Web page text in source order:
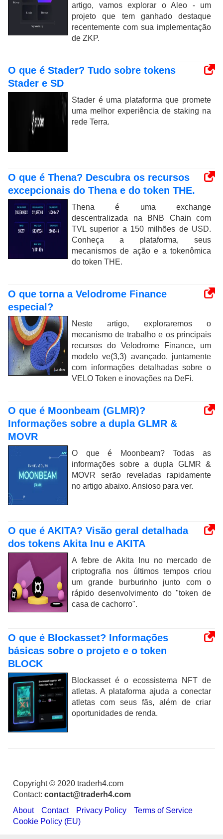
artigo, vamos explorar o Aleo - um
projeto que tem ganhado destaque
recentemente com sua implementação
de ZKP.
O que é Stader? Tudo sobre tokens
Stader e SD
Stader é uma plataforma que promete
uma melhor experiência de staking na
rede Terra.
O que é Thena? Descubra os recursos
excepcionais do Thena e do token THE.
Thena é uma exchange
descentralizada na BNB Chain com
TVL superior a 150 milhões de USD.
Conheça a plataforma, seus
mecanismos de ação e a tokenômica
do token THE.
O que torna a Velodrome Finance
especial?
Neste artigo, exploraremos o
mecanismo de trabalho e os principais
recursos do Velodrome Finance, um
modelo ve(3,3) avançado, juntamente
com informações detalhadas sobre o
VELO Token e inovações na DeFi.
O que é Moonbeam (GLMR)?
Informações sobre a dupla GLMR &
MOVR
O que é Moonbeam? Todas as
informações sobre a dupla GLMR &
MOVR serão reveladas rapidamente
no artigo abaixo. Ansioso para ver.
O que é AKITA? Visão geral detalhada
dos tokens Akita Inu e AKITA
A febre de Akita Inu no mercado de
criptografia nos últimos tempos criou
um grande burburinho junto com o
rápido desenvolvimento do "token de
casa de cachorro".
O que é Blockasset? Informações
básicas sobre o projeto e o token
BLOCK
Blockasset é o ecossistema NFT de
atletas. A plataforma ajuda a conectar
atletas com seus fãs, além de criar
oportunidades de renda.
Copyright © 2020 traderh4.com
Contact: contact@traderh4.com
About
Contact Privacy Policy
Terms of Service
Cookie Policy (EU)